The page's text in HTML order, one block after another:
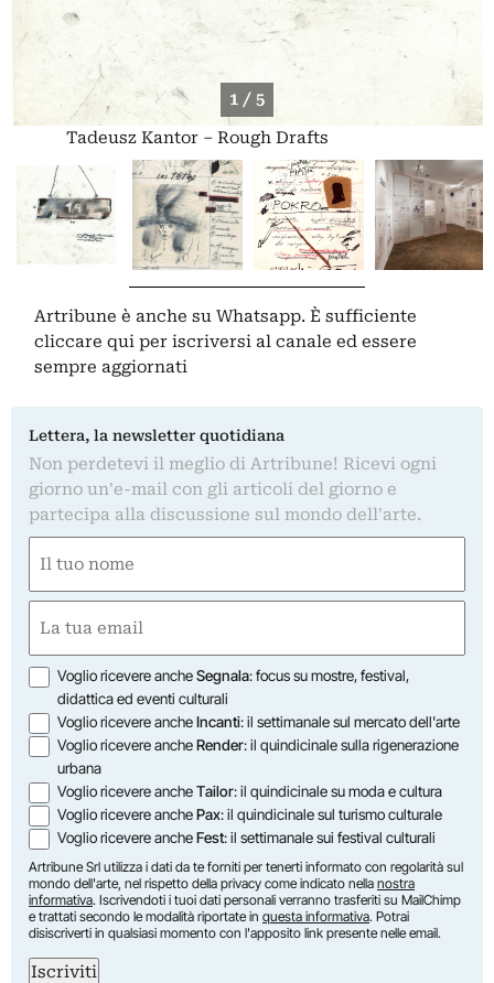
1 / 5
Tadeusz Kantor – Rough Drafts
Artribune è anche su Whatsapp. È sufficiente
cliccare qui per iscriversi al canale ed essere
sempre aggiornati
Lettera, la newsletter quotidiana
Non perdetevi il meglio di Artribune! Ricevi ogni
giorno un'e-mail con gli articoli del giorno e
partecipa alla discussione sul mondo dell'arte.
(Obbligatorio)
Nome
(Obbligatorio)
Opzioni
Voglio ricevere ancheSegnala: focus su mostre, festival,
didattica ed eventi culturali
Voglio ricevere ancheIncanti: il settimanale sul mercato dell'arte
Voglio ricevere ancheRender: il quindicinale sulla rigenerazione
urbana
Voglio ricevere ancheTailor: il quindicinale su moda e cultura
Voglio ricevere anchePax: il quindicinale sul turismo culturale
Voglio ricevere ancheFest: il settimanale sui festival culturali
Artribune Srl utilizza i dati da te forniti per tenerti informato con regolarità sul
mondo dell'arte, nel rispetto della privacy come indicato nella nostra
informativa. Iscrivendoti i tuoi dati personali verranno trasferiti su MailChimp
e trattati secondo le modalità riportate in questa informativa. Potrai
disiscriverti in qualsiasi momento con l'apposito link presente nelle email.
Iscriviti